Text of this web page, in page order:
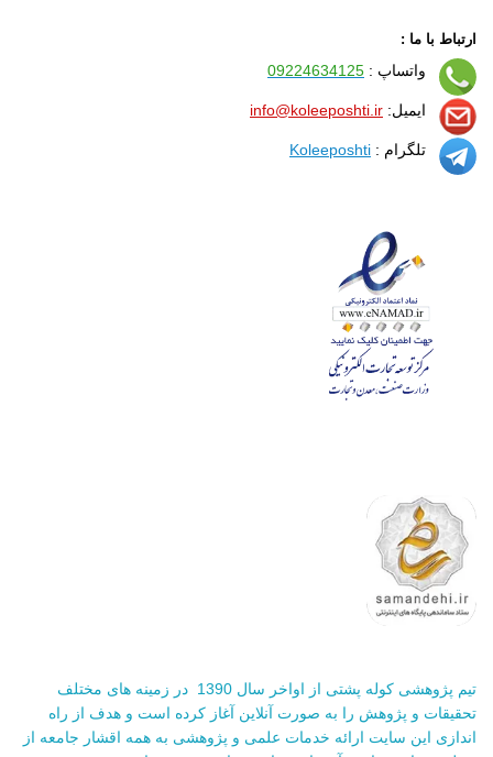
ارتباط با ما :
واتساپ : 09224634125
ایمیل: info@koleeposhti.ir
تلگرام : Koleeposhti
تیم پژوهشی کوله پشتی از اواخر سال 1390 در زمینه های مختلف
تحقیقات و پژوهش را به صورت آنلاین آغاز کرده است و هدف از راه
اندازی این سایت ارائه خدمات علمی و پژوهشی به همه اقشار جامعه از